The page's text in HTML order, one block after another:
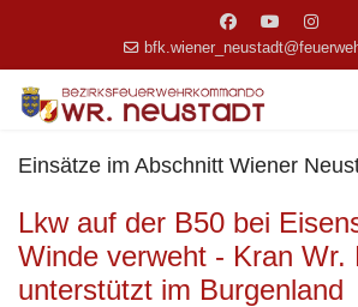
Einsätze im Abschnitt Wiener
Lkw auf der B50 bei
Winde verweht - Kran Wr.
unterstützt im Burgenland